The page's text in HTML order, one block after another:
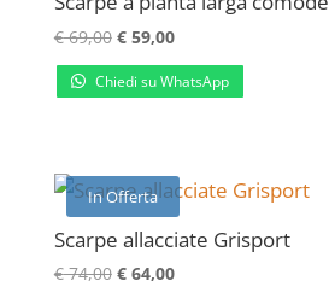
€69,00 Il
prezzo
originale
€59,00Il
prezzo
attuale
Chiedi su WhatsApp
In Offerta
Scarpe allacciate Grisport
€74,00 Il
€64,00Il